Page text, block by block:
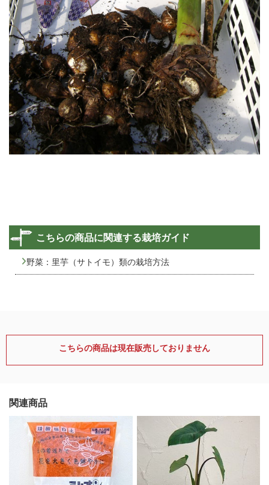
こちらの商品に関連する栽培ガイド
野菜：里芋（サトイモ）類の栽培方法
こちらの商品は現在販売しておりません
関連商品